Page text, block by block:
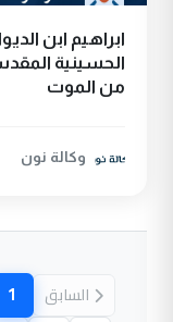
ابراهيم ابن
من الموت
وكالة نون
السابق 1